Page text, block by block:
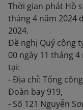
Thời gian phát Hồ
tháng 4 năm 2024
2024.
Đề nghị Quý công
00 ngày 11 tháng
tại:
- Địa chỉ: Tổng
Đoàn bay 919,
- Số 121 Nguyễn